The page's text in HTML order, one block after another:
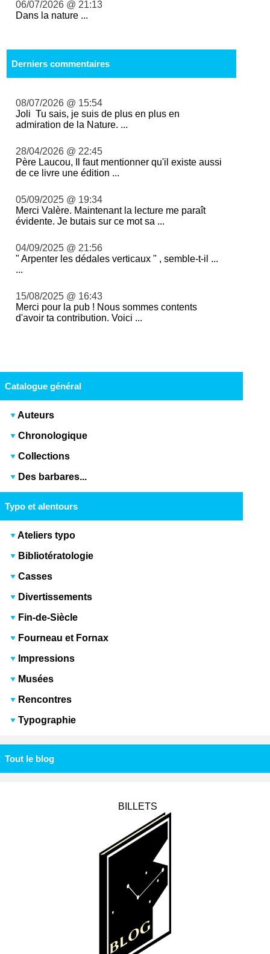
06/07/2026 @ 21:13
Dans la nature ...
Derniers commentaires
08/07/2026 @ 15:54
Joli Tu sais, je suis de plus en plus en
admiration de la Nature. ...
28/04/2026 @ 22:45
Père Laucou, Il faut mentionner qu'il existe aussi
de ce livre une édition ...
05/09/2025 @ 19:34
Merci Valère. Maintenant la lecture me paraît
évidente. Je butais sur ce mot sa ...
04/09/2025 @ 21:56
" Arpenter les dédales verticaux " , semble-t-il ...
...
15/08/2025 @ 16:43
Merci pour la pub ! Nous sommes contents
d'avoir ta contribution. Voici ...
Catalogue général
Auteurs
Chronologique
Collections
Des barbares...
Typo et alentours
Ateliers typo
Bibliotératologie
Casses
Divertissements
Fin-de-Siècle
Fourneau et Fornax
Impressions
Musées
Rencontres
Typographie
Tout le blog
BILLETS